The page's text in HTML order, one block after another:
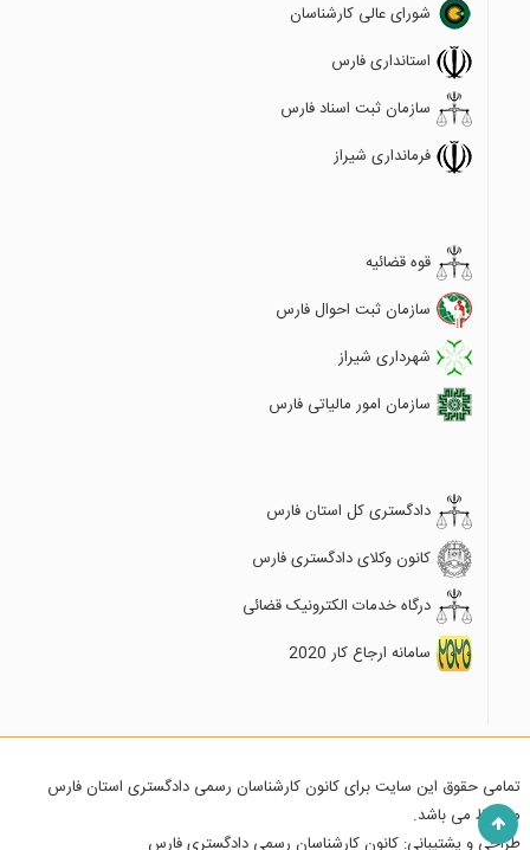
شورای عالی کارشناسان
استانداری فارس
سازمان ثبت اسناد فارس
فرمانداری شیراز
قوه قضائیه
سازمان ثبت احوال فارس
شهرداری شیراز
سازمان امور مالیاتی فارس
دادگستری کل استان فارس
کانون وکلای دادگستری فارس
درگاه خدمات الکترونیک قضائی
سامانه ارجاع کار 2020
تمامی حقوق این سایت برای کانون کارشناسان رسمی دادگستری استان فارس
محفوظ می باشد.
طراحی و پشتیبانی: کانون کارشناسان رسمی دادگستری فارس